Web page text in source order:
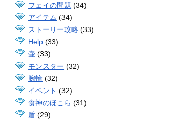
フェイの問題 (34)
アイテム (34)
ストーリー攻略 (33)
Help (33)
壷 (33)
モンスター (32)
腕輪 (32)
イベント (32)
食神のほこら (31)
盾 (29)